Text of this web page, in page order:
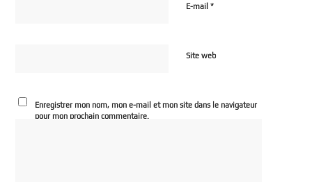
E-mail*
Site web
Enregistrer mon nom, mon e-mail et mon site dans le navigateur
pour mon prochain commentaire.